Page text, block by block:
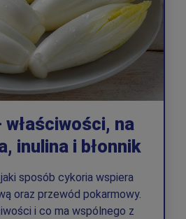
właściwości, na
inulina i błonnik
sposób cykoria wspiera
oraz przewód pokarmowy.
i co ma wspólnego z